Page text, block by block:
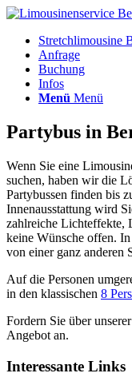
Stretchlimousine
Anfrage
Buchung
Infos
Menü Menü
Partybus in
Wenn Sie eine
suchen, haben wir die
Partybussen finden bis
Innenausstattung wird
zahlreiche Lichteffekte,
keine Wünsche offen.
von einer ganz anderen
Auf die Personen
in den klassischen 8
Fordern Sie über unserer
Angebot an.
Interessante Links